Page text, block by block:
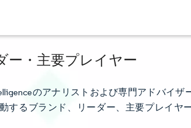
ー・主要プレイヤー
のアナリストおよび専門アドバイザ
するブランド、リーダー、主要プレイヤ